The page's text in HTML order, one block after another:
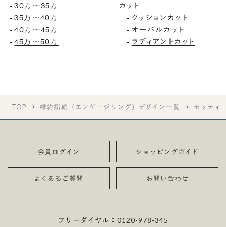
-30万〜35万
-35万〜40万
-40万〜45万
-45万〜50万
カット
- クッションカット
- オーバルカット
- ラディアントカット
TOP 婚約指輪（エンゲージリング）デザイン一覧 セッティ
会員ログイン ショッピングガイド
よくあるご質問 お問い合わせ
フリーダイヤル：0120-978-345